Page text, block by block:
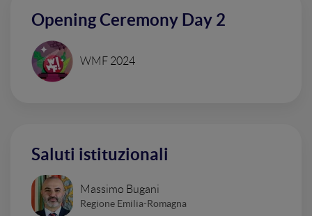
Opening Ceremony Day 2
WMF 2024
Saluti istituzionali
Massimo Bugani
Regione Emilia-Romagna